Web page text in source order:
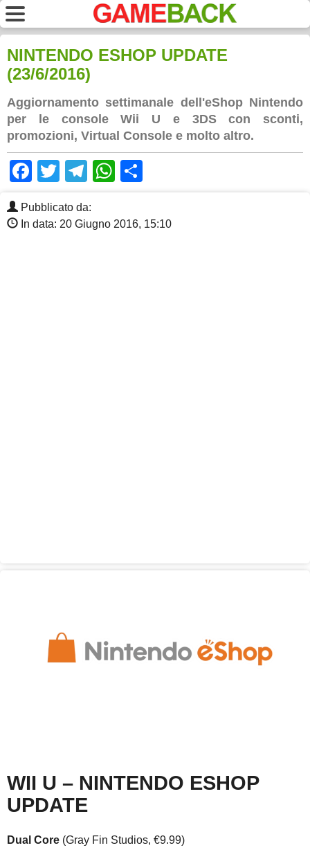
NINTENDO ESHOP UPDATE
(23/6/2016)
Aggiornamento settimanale dell'eShop Nintendo
per le console Wii U e 3DS con sconti,
promozioni, Virtual Console e molto altro.
Facebook
TwitterTelegram
WhatsApp
Pubblicato da:
In data: 20 Giugno 2016, 15:10
WII U – NINTENDO ESHOP
UPDATE
Dual Core (Gray Fin Studios, €9.99)